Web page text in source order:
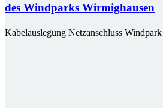
des Windparks Wirmighausen
Kabelauslegung Netzanschluss Windpark